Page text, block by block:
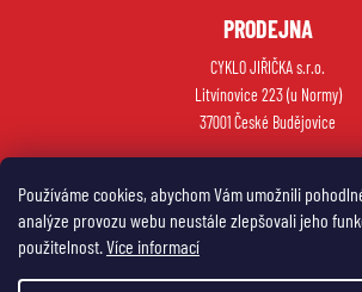
Používáme cookies, abychom Vám umožnili
analýze provozu webu neustále zlepšovali jeho
použitelnost.Více informací
PRODEJNA
CYKLO JIŘIČKA s.r.o.
Litvínovice 223 (u Normy)
37001 České Budějovice